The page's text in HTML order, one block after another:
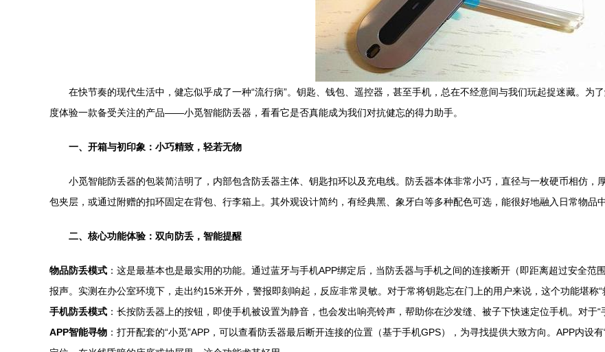
在快节奏的现代生活中，健忘似乎成了一种“流行病”。钥匙、钱包、遥控器，甚至手机，总在不经意间与我们玩起捉迷藏。为
度体验一款备受关注的产品——小觅智能防丢器，看看它是否真能成为我们对抗健忘的得力助手。
一、开箱与初印象：小巧精致，轻若无物
小觅智能防丢器的包装简洁明了，内部包含防丢器主体、钥匙扣环以及充电线。防丢器本体非常小巧，直径与一枚硬币相仿
包夹层，或通过附赠的扣环固定在背包、行李箱上。其外观设计简约，有经典黑、象牙白等多种配色可选，能很好地融入日常物品
二、核心功能体验：双向防丢，智能提醒
物品防丢模式 ：这是最基本也是最实用的功能。通过蓝牙与手机APP绑定后，当防丢器与手机之间的连接断开（即距离超过安全
报声。实测在办公室环境下，走出约15米开外，警报即刻响起，反应非常灵敏。对于常将钥匙忘在门上的用户来说，这个功能堪称“
手机防丢模式 ：长按防丢器上的按钮，即使手机被设置为静音，也会发出响亮铃声，帮助你在沙发缝、被子下快速定位手机。对于
APP智能寻物 ：打开配套的“小觅”APP，可以查看防丢器最后断开连接的位置（基于手机GPS），为寻找提供大致方向。APP内设